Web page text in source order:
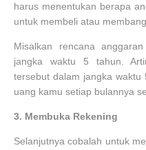
harus menentukan berapa
untuk membeli atau
Misalkan rencana
jangka waktu 5 tahun.
tersebut dalam jangka
uang kamu setiap bulannya
3. Membuka Rekening
Selanjutnya cobalah untuk